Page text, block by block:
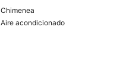
Chimenea
Aire acondicionado